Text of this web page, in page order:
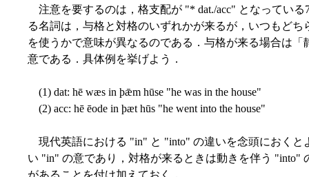
注意を要するのは，格支配が "* dat./acc" となってい
る名詞は，与格と対格のいずれかが来るが，いつもど
を使うかで意味が異なるのである．与格が来る場合は
意である．具体例を挙げよう．
(1) dat: hē wæs in þǣm hūse "he was in the house"
(2) acc: hē ēode in þæt hūs "he went into the house"
現代英語における "in" と "into" の違いを念頭におくと
い "in" の意であり，対格が来るときは動きを伴う "into"
があることを付け加えておく．